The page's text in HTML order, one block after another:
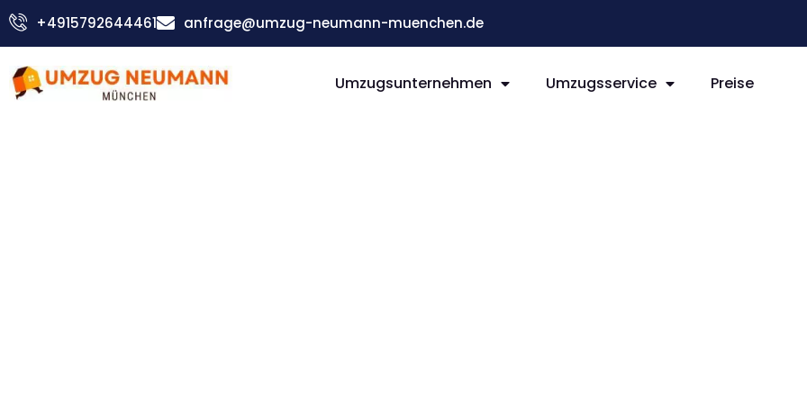
Zum
Inhalt
+4915792644461 anfrage@umzug-neumann-muenchen.de
Umzugsunternehmen Umzugsservice Preise